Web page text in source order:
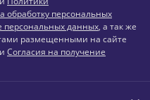
обработку персональных
персональных данных, а так же
размещенными на сайте
Согласия на получение